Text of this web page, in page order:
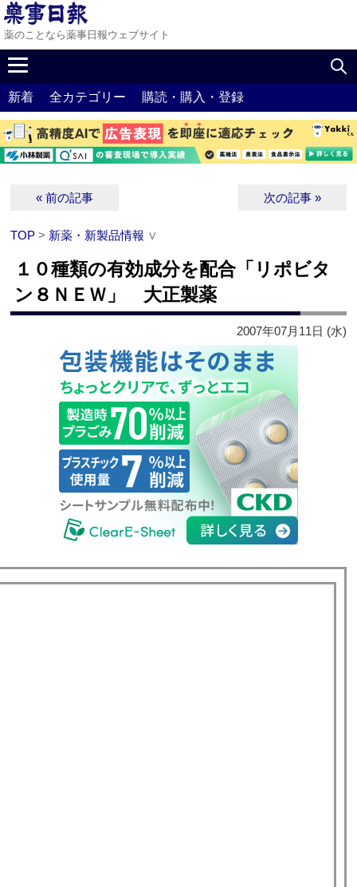
薬のことなら薬事日報ウェブサイト
新着 全カテゴリー 購読・購入・登録
« 前の記事 次の記事 »
TOP > 新薬・新製品情報 ∨
１０種類の有効成分を配合「リポビタ
ン８ＮＥＷ」 大正製薬
2007年07月11日 (水)